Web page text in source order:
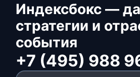
Индексбокс —
стратегии и
события
+7 (495) 988